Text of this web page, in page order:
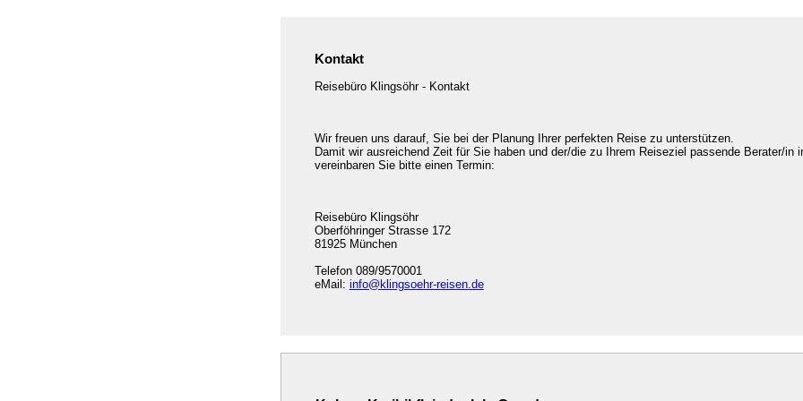
Kontakt
Reisebüro Klingsöhr - Kontakt
Wir freuen uns darauf, Sie bei der Planung Ihrer perfekten Reise zu unterstützen.
Damit wir ausreichend Zeit für Sie haben und der/die zu Ihrem Reiseziel passende Berater/in
vereinbaren Sie bitte einen Termin:
Reisebüro Klingsöhr
Oberföhringer Strasse 172
81925 München
Telefon 089/9570001
eMail: info@klingsoehr-reisen.de